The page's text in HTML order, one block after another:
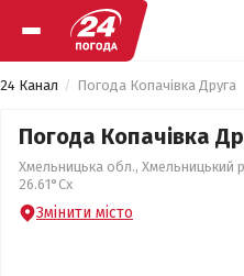
24 Канал Погода Копачівка Друга
Погода Копачівка
Хмельницька обл., Хмельницький
26.61°Сх
Змінити місто